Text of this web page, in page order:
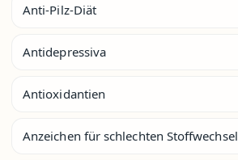
Anti-Pilz-Diät
Antidepressiva
Antioxidantien
Anzeichen für schlechten Stoffwechsel